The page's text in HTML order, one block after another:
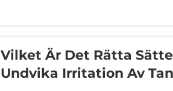
Vilket Är Det Rätta
Undvika Irritation Av